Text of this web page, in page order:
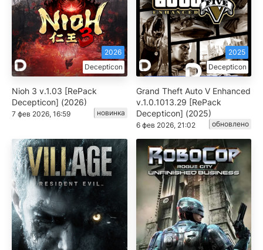
Decepticon
2026
Nioh 3 v.1.03 [RePack
Decepticon] (2026)
7 фев 2026, 16:59 новинка
Decepticon
2025
Grand Theft Auto V Enhanced
v.1.0.1013.29 [RePack
Decepticon] (2025)
6 фев 2026, 21:02 обновлено